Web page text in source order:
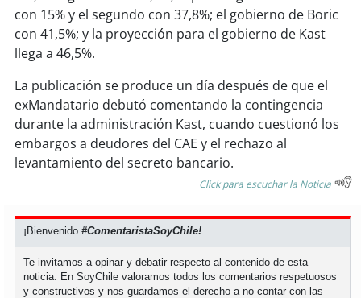
soyquillota
soysanantonio
soychillán
soysancarlos
soytalcahuano
soy arauco
con 15% y el segundo con 37,8%; el gobierno de Boric
con 41,5%; y la proyección para el gobierno de Kast
llega a 46,5%.
La publicación se produce un día después de que el
exMandatario debutó comentando la contingencia
durante la administración Kast, cuando cuestionó los
embargos a deudores del CAE y el rechazo al
levantamiento del secreto bancario.
Click para escuchar la Noticia
¡Bienvenido#ComentaristaSoyChile!
Te invitamos a opinar y debatir respecto al contenido de esta
noticia. En SoyChile valoramos todos los comentarios respetuosos
y constructivos y nos guardamos el derecho a no contar con las